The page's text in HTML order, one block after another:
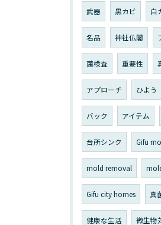
武器 黒カビ 白
名品 神社仏閣
菌検査 重要性
アプローチ ひよう
バック アイテム
台所シンク Gifu
mold removal
Gifu city homes 真
健康な生活 微生物